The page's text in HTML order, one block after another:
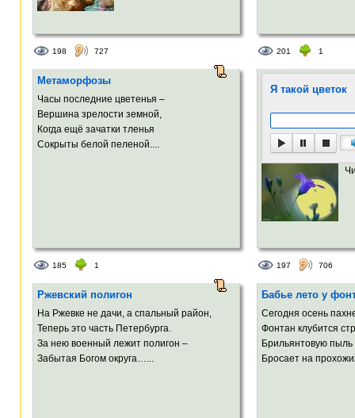
198 727 201 1
Метаморфозы
Часы последние цветенья –
Вершина зрелости земной,
Когда ещё зачатки тленья
Сокрыты белой пеленой....
185 1
Я такой цветок
197 706
Ржевский полигон
На Ржевке не дачи, а спальный район,
Теперь это часть Петербурга.
За нею военный лежит полигон –
Забытая Богом округа…...
Бабье лето у
Сегодня осень
Фонтан клубится
Брильянтовую
Бросает на